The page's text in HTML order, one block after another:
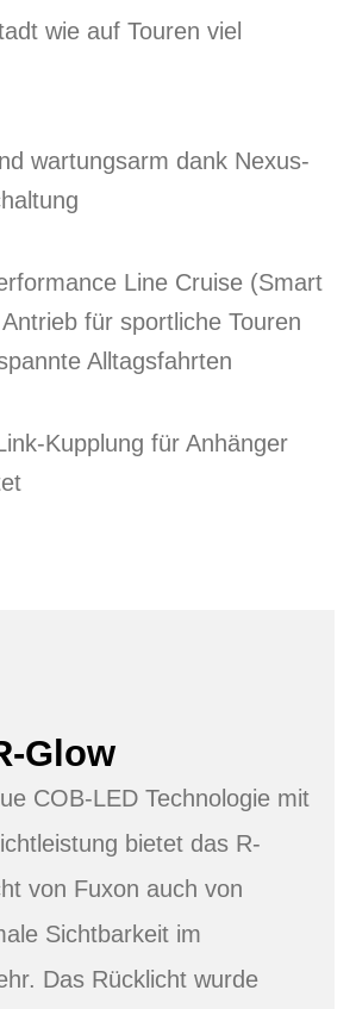
wie auf Touren viel
wartungsarm dank Nexus-
Line Cruise (Smart
für sportliche Touren
Alltagsfahrten
Kupplung für Anhänger
Glow
COB-LED Technologie mit
bietet das R-
von Fuxon auch von
Sichtbarkeit im
Das Rücklicht wurde